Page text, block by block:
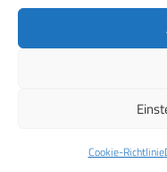
Cookie-Richtlinie
© 2026 CPM